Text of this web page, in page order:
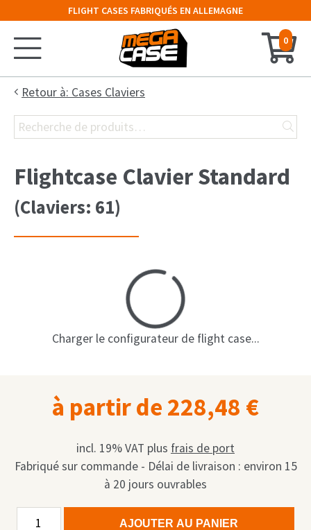
FLIGHT CASES FABRIQUÉS EN ALLEMAGNE
0
Accueil
Configurateur
Malles
Fait sur mesure
Facebook
Français
Deutsch
Retour à: Cases Claviers
Recherche
pour :
Flightcase Clavier Standard
(Claviers: 61)
Charger le configurateur de flight case...
à partir de 228,48 €
incl. 19% VAT plus frais de port
Fabriqué sur commande - Délai de livraison : environ 15
à 20 jours ouvrables
quantité
AJOUTER AU PANIER
Alternative: